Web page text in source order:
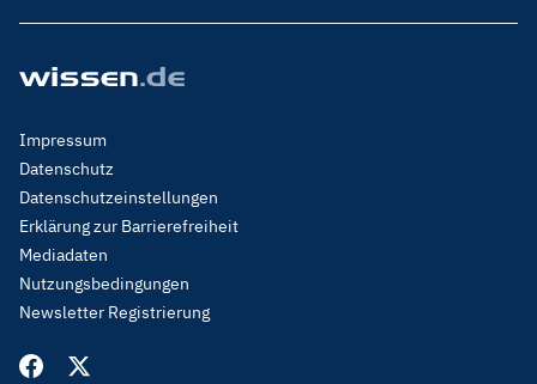
Footer
Menu
Legal
Impressum
Datenschutz
Datenschutzeinstellungen
Erklärung zur Barrierefreiheit
Mediadaten
Nutzungsbedingungen
Newsletter Registrierung